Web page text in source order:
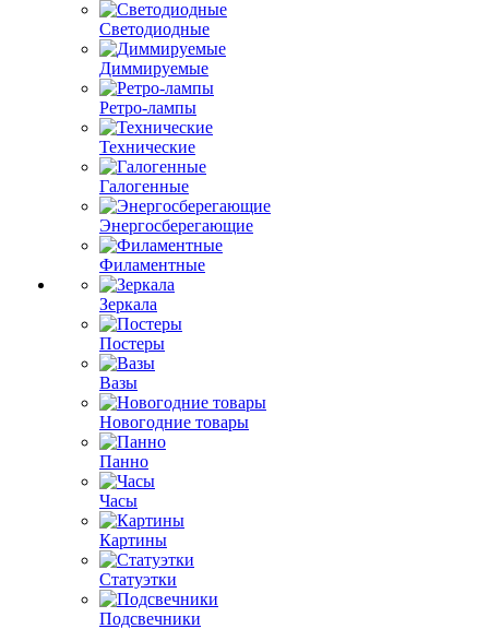
Светодиодные
Диммируемые
Ретро-лампы
Технические
Галогенные
Энергосберегающие
Филаментные
Зеркала
Постеры
Вазы
Новогодние товары
Панно
Часы
Картины
Статуэтки
Подсвечники